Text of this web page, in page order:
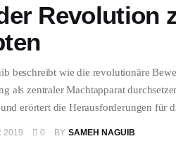
Revolution
beschreibt wie die revolutionäre
als zentraler Machtapparat
erörtert die Herausforderungen für
2019 0 BY SAMEH NAGUIB